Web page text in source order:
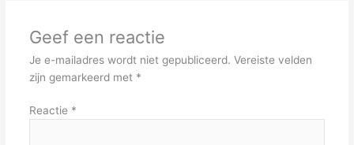
Geef een reactie
Je e-mailadres wordt niet gepubliceerd. Vereiste velden
zijn gemarkeerd met *
Reactie *